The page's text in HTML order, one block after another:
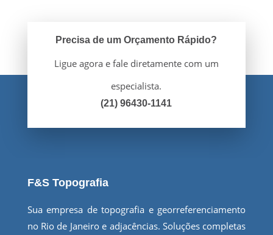
Precisa de um Orçamento Rápido?
Ligue agora e fale diretamente com um
especialista.
(21) 96430-1141
F&S Topografia
Sua empresa de topografia e georreferenciamento
no Rio de Janeiro e adjacências. Soluções completas